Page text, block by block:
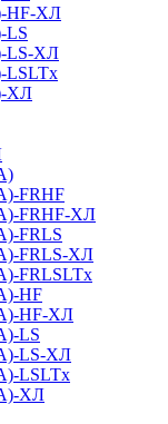
ХЛ
ХЛ
ХЛ
FRHF
FRHF-ХЛ
FRLS
FRLS-ХЛ
FRLSLTx
HF
HF-ХЛ
LS
LS-ХЛ
LSLTx
ХЛ